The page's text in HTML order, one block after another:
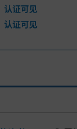
认证可见
认证可见